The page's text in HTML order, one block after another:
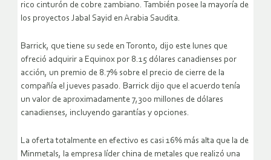
rico cinturón de cobre zambiano. También posee la mayoría de
los proyectos Jabal Sayid en Arabia Saudita.
Barrick, que tiene su sede en Toronto, dijo este lunes que
ofreció adquirir a Equinox por 8.15 dólares canadienses por
acción, un premio de 8.7% sobre el precio de cierre de la
compañía el jueves pasado. Barrick dijo que el acuerdo tenía
un valor de aproximadamente 7,300 millones de dólares
canadienses, incluyendo garantías y opciones.
La oferta totalmente en efectivo es casi 16% más alta que la de
Minmetals, la empresa líder china de metales que realizó una